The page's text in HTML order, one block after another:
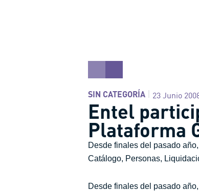
SIN CATEGORÍA 23 Junio
Entel
Plataforma
Desde finales del pasado
Catálogo, Personas,
Desde finales del pasado